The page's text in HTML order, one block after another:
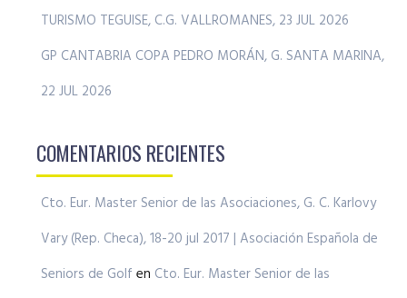
TURISMO TEGUISE, C.G. VALLROMANES, 23 JUL 2026
GP CANTABRIA COPA PEDRO MORÁN, G. SANTA MARINA,
22 JUL 2026
COMENTARIOS RECIENTES
Cto. Eur. Master Senior de las Asociaciones, G. C. Karlovy
Vary (Rep. Checa), 18-20 jul 2017 | Asociación Española de
Seniors de Golf en Cto. Eur. Master Senior de las